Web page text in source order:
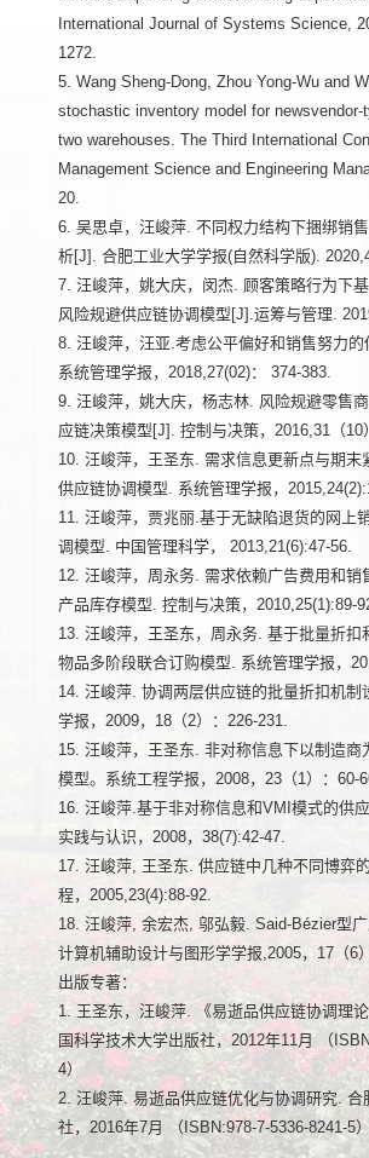
International Journal of Systems Science,
1272.
5. Wang Sheng-Dong, Zhou Yong-Wu and
stochastic inventory model for newsvendor-
two warehouses. The Third International
Management Science and Engineering
20.
6. 吴思卓，汪峻萍. 不同权力结构下捆绑销
析[J]. 合肥工业大学学报(自然科学版).
7. 汪峻萍，姚大庆，闵杰. 顾客策略行为下
风险规避供应链协调模型[J].运筹与管理.
8. 汪峻萍，汪亚.考虑公平偏好和销售努力
系统管理学报，2018,27(02)： 374-383.
9. 汪峻萍，姚大庆，杨志林. 风险规避零售
应链决策模型[J]. 控制与决策，2016,31（10
10. 汪峻萍，王圣东. 需求信息更新点与期末
供应链协调模型. 系统管理学报，
11. 汪峻萍，贾兆丽.基于无缺陷退货的网上
调模型. 中国管理科学， 2013,21(6):47-56.
12. 汪峻萍，周永务. 需求依赖广告费用和销
产品库存模型. 控制与决策，2010,25(1):89-
13. 汪峻萍，王圣东，周永务. 基于批量折扣
物品多阶段联合订购模型. 系统管理学报，
14. 汪峻萍. 协调两层供应链的批量折扣机制
学报，2009，18（2）：226-231.
15. 汪峻萍，王圣东. 非对称信息下以制造商
模型。系统工程学报，2008，23（1）：60-
16. 汪峻萍.基于非对称信息和VMI模式的供
实践与认识，2008，38(7):42-47.
17. 汪峻萍, 王圣东. 供应链中几种不同博弈
程，2005,23(4):88-92.
18. 汪峻萍, 余宏杰, 邬弘毅. Said-Bézier型
计算机辅助设计与图形学学报,2005，17（6
出版专著：
1. 王圣东，汪峻萍. 《易逝品供应链协调理
国科学技术大学出版社，2012年11月 （
4）
2. 汪峻萍. 易逝品供应链优化与协调研究. 合
社，2016年7月 （ISBN:978-7-5336-8241-5